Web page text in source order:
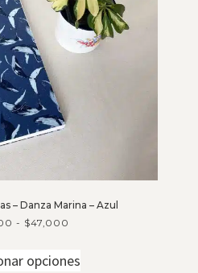
– Danza Marina – Azul
- $47,000
opciones